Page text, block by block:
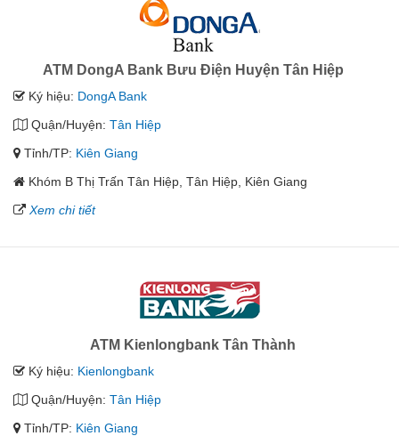
ATM DongA Bank Bưu Điện Huyện Tân Hiệp
Ký hiệu: DongA Bank
Quận/Huyện: Tân Hiệp
Tỉnh/TP: Kiên Giang
Khóm B Thị Trấn Tân Hiệp, Tân Hiệp, Kiên Giang
Xem chi tiết
ATM Kienlongbank Tân Thành
Ký hiệu: Kienlongbank
Quận/Huyện: Tân Hiệp
Tỉnh/TP: Kiên Giang